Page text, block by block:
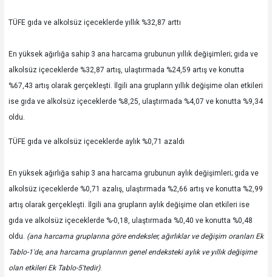
TÜFE gıda ve alkolsüz içeceklerde yıllık %32,87 arttı
En yüksek ağırlığa sahip 3 ana harcama grubunun yıllık değişimleri; gıda ve
alkolsüz içeceklerde %32,87 artış, ulaştırmada %24,59 artış ve konutta
%67,43 artış olarak gerçekleşti. İlgili ana grupların yıllık değişime olan etkileri
ise gıda ve alkolsüz içeceklerde %8,25, ulaştırmada %4,07 ve konutta %9,34
oldu.
TÜFE gıda ve alkolsüz içeceklerde aylık %0,71 azaldı
En yüksek ağırlığa sahip 3 ana harcama grubunun aylık değişimleri; gıda ve
alkolsüz içeceklerde %0,71 azalış, ulaştırmada %2,66 artış ve konutta %2,99
artış olarak gerçekleşti. İlgili ana grupların aylık değişime olan etkileri ise
gıda ve alkolsüz içeceklerde %-0,18, ulaştırmada %0,40 ve konutta %0,48
oldu. (ana harcama gruplarına göre endeksler, ağırlıklar ve değişim oranları Ek
Tablo-1'de, ana harcama gruplarının genel endeksteki aylık ve yıllık değişime
olan etkileri Ek Tablo-5'tedir).